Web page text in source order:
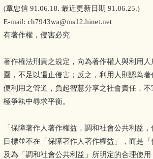
(章忠信 91.06.18. 最近更新日期 91.06.25.)
E-mail: ch7943wa@ms12.hinet.net
有著作權，侵害必究
著作權法刑責之規定，向為著作權人與利用
圍，不足以遏止侵害；反之，利用人則認為
便利用之管道，負起智慧分享之社會責任，
極爭執中尋求平衡。
「保障著作人著作權益，調和社會公共利益
目標並不在「保障著作人著作權益」，而是
及為「調和社會公共利益」所明定的合理使